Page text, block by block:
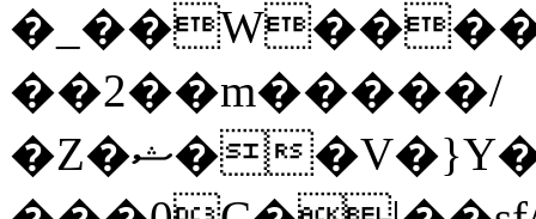
��2��m�����/
�Z�ޝ��V�}Y�I�ծ�O�����S��]z��w��7�޷�����h���u��7w.ϻ���8X��ͮ�����W�dm�Jߜ��q/>?